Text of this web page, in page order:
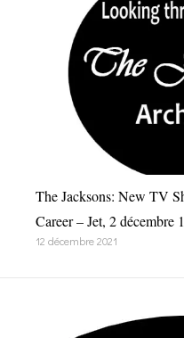
The Jacksons: New TV
Career – Jet, 2 décembre
12 décembre 2021